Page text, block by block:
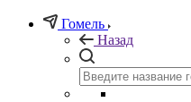
Гомель
Назад